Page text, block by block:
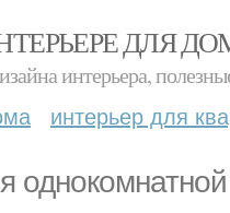
ДЛЯ
интерьера,
интерьер для